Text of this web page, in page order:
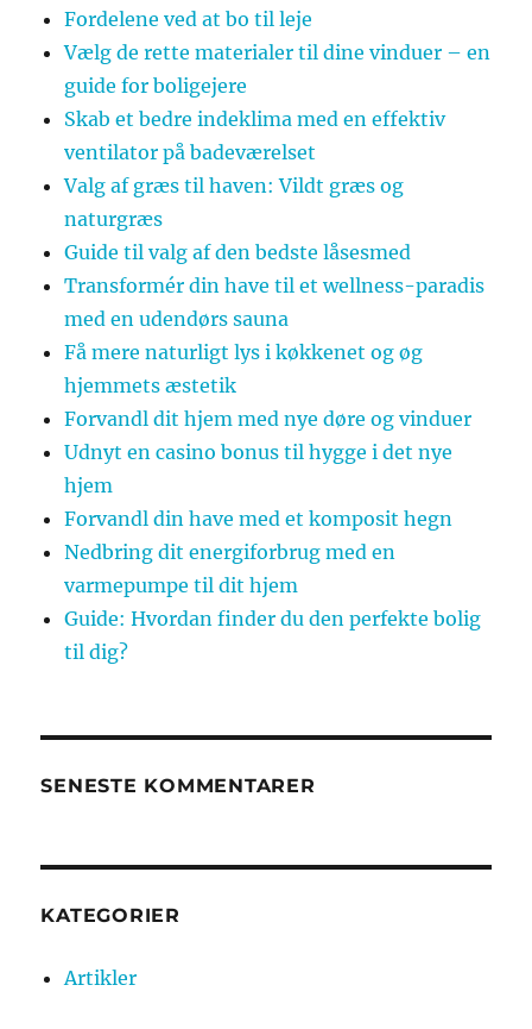
Fordelene ved at bo til leje
Vælg de rette materialer til dine vinduer – en
guide for boligejere
Skab et bedre indeklima med en effektiv
ventilator på badeværelset
Valg af græs til haven: Vildt græs og
naturgræs
Guide til valg af den bedste låsesmed
Transformér din have til et wellness-paradis
med en udendørs sauna
Få mere naturligt lys i køkkenet og øg
hjemmets æstetik
Forvandl dit hjem med nye døre og vinduer
Udnyt en casino bonus til hygge i det nye
hjem
Forvandl din have med et komposit hegn
Nedbring dit energiforbrug med en
varmepumpe til dit hjem
Guide: Hvordan finder du den perfekte bolig
til dig?
SENESTE KOMMENTARER
KATEGORIER
Artikler